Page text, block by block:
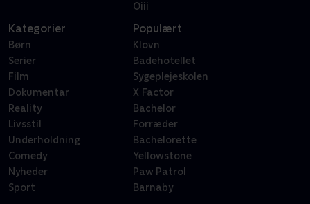
Oiii
Kategorier
Børn
Serier
Film
Dokumentar
Reality
Livsstil
Underholdning
Comedy
Nyheder
Sport
Populært
Klovn
Badehotellet
Sygeplejeskolen
X Factor
Bachelor
Forræder
Bachelorette
Yellowstone
Paw Patrol
Barnaby